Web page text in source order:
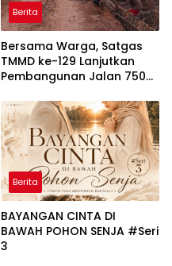
Berita
Bersama Warga, Satgas
TMMD ke-129 Lanjutkan
Pembangunan Jalan 750
Berita
BAYANGAN CINTA DI
BAWAH POHON SENJA #Seri
3